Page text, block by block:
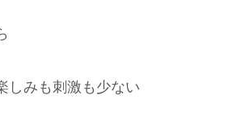
しみも刺激も少ない